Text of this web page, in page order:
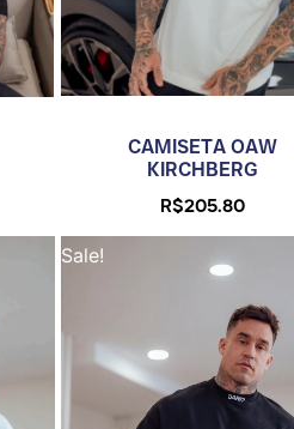
CAMISETA OAW
KIRCHBERG
R$205.80
Sale!